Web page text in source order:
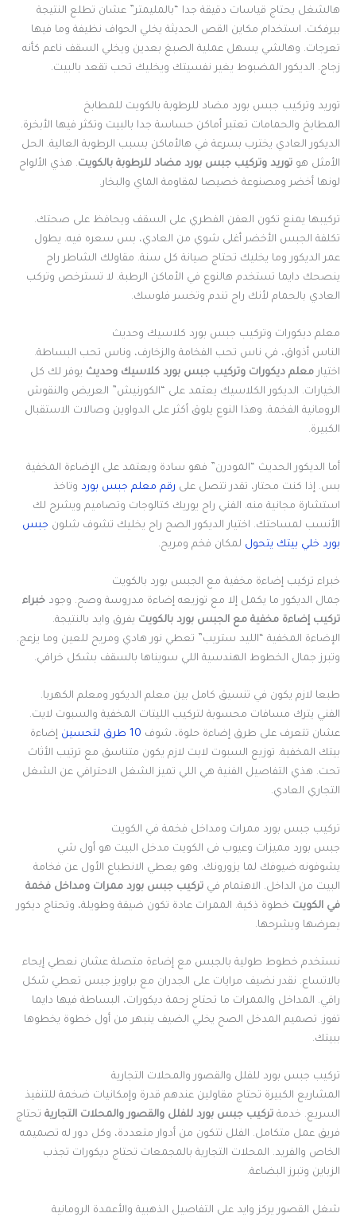
هالشغل يحتاج قياسات دقيقة جدا “بالمليمتر” عشان تطلع النتيجة
بيرفكت. استخدام مكاين القص الحديثة يخلي الحواف نظيفة وما فيها
تعرجات. وهالشي يسهل عملية الصبغ بعدين ويخلي السقف ناعم كأنه
زجاج. الديكور المضبوط يغير نفسيتك ويخليك تحب تقعد بالبيت.
توريد وتركيب جبس بورد مضاد للرطوبة بالكويت للمطابخ
المطابخ والحمامات تعتبر أماكن حساسة جدا بالبيت وتكثر فيها الأبخرة.
الديكور العادي يخترب بسرعة في هالأماكن بسبب الرطوبة العالية. الحل
الأمثل هو توريد وتركيب جبس بورد مضاد للرطوبة بالكويت. هذي الألواح
لونها أخضر ومصنوعة خصيصا لمقاومة الماي والبخار.
تركيبها يمنع تكون العفن الفطري على السقف ويحافظ على صحتك.
تكلفة الجبس الأخضر أغلى شوي من العادي، بس سعره فيه. يطول
عمر الديكور وما يخليك تحتاج صيانة كل سنة. مقاولك الشاطر راح
ينصحك دايما تستخدم هالنوع في الأماكن الرطبة. لا تسترخص وتركب
العادي بالحمام لأنك راح تندم وتخسر فلوسك.
معلم ديكورات وتركيب جبس بورد كلاسيك وحديث
الناس أذواق، في ناس تحب الفخامة والزخارف، وناس تحب البساطة.
اختيار معلم ديكورات وتركيب جبس بورد كلاسيك وحديث يوفر لك كل
الخيارات. الديكور الكلاسيك يعتمد على “الكورنيش” العريض والنقوش
الرومانية الفخمة. وهذا النوع يلوق أكثر على الدواوين وصالات الاستقبال
الكبيرة.
أما الديكور الحديث “المودرن” فهو سادة ويعتمد على الإضاءة المخفية
بس. إذا كنت محتار، تقدر تتصل على رقم معلم جبس بورد وتاخذ
استشارة مجانية منه. الفني راح يوريك كتالوجات وتصاميم ويشرح لك
الأنسب لمساحتك. اختيار الديكور الصح راح يخليك تشوف شلون جبس
بورد خلي بيتك يتحول لمكان فخم ومريح.
خبراء تركيب إضاءة مخفية مع الجبس بورد بالكويت
جمال الديكور ما يكمل إلا مع توزيعه إضاءة مدروسة وصح. وجود خبراء
تركيب إضاءة مخفية مع الجبس بورد بالكويت يفرق وايد بالنتيجة.
الإضاءة المخفية “الليد ستريب” تعطي نور هادي ومريح للعين وما يزعج.
وتبرز جمال الخطوط الهندسية اللي سويناها بالسقف بشكل خرافي.
طبعا لازم يكون في تنسيق كامل بين معلم الديكور ومعلم الكهربا.
الفني يترك مسافات محسوبة لتركيب الليتات المخفية والسبوت لايت.
عشان تتعرف على طرق إضاءة حلوة، شوف 10 طرق لتحسين
إضاءة
بيتك المخفية. توزيع السبوت لايت لازم يكون متناسق مع ترتيب الأثاث
تحت. هذي التفاصيل الفنية هي اللي تميز الشغل الاحترافي عن الشغل
التجاري العادي.
تركيب جبس بورد ممرات ومداخل فخمة في الكويت
جبس بورد مميزات وعيوب فى الكويت مدخل البيت هو أول شي
يشوفونه ضيوفك لما يزورونك. وهو يعطي الانطباع الأول عن فخامة
البيت من الداخل. الاهتمام في تركيب جبس بورد ممرات ومداخل فخمة
في الكويت خطوة ذكية. الممرات عادة تكون ضيقة وطويلة، وتحتاج ديكور
يعرضها ويشرحها.
نستخدم خطوط طولية بالجبس مع إضاءة متصلة عشان نعطي إيحاء
بالاتساع. نقدر نضيف مرايات على الجدران مع براويز جبس تعطي شكل
راقي. المداخل والممرات ما تحتاج زحمة ديكورات، البساطة فيها دايما
تفوز. تصميم المدخل الصح يخلي الضيف ينبهر من أول خطوة يخطوها
ببيتك.
تركيب جبس بورد للفلل والقصور والمحلات التجارية
المشاريع الكبيرة تحتاج مقاولين عندهم قدرة وإمكانيات ضخمة للتنفيذ
السريع. خدمة تركيب جبس بورد للفلل والقصور والمحلات التجارية تحتاج
فريق عمل متكامل. الفلل تتكون من أدوار متعددة، وكل دور له تصميمه
الخاص والفريد. المحلات التجارية بالمجمعات تحتاج ديكورات تجذب
الزباين وتبرز البضاعة.
شغل القصور يركز وايد على التفاصيل الذهبية والأعمدة الرومانية